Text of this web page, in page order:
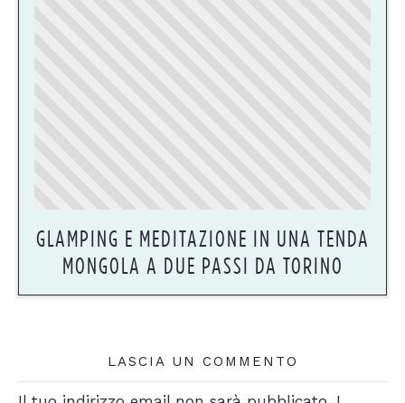
GLAMPING E MEDITAZIONE IN UNA TENDA
MONGOLA A DUE PASSI DA TORINO
LASCIA UN COMMENTO